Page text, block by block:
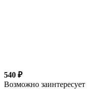
540 ₽
Возможно заинтересует